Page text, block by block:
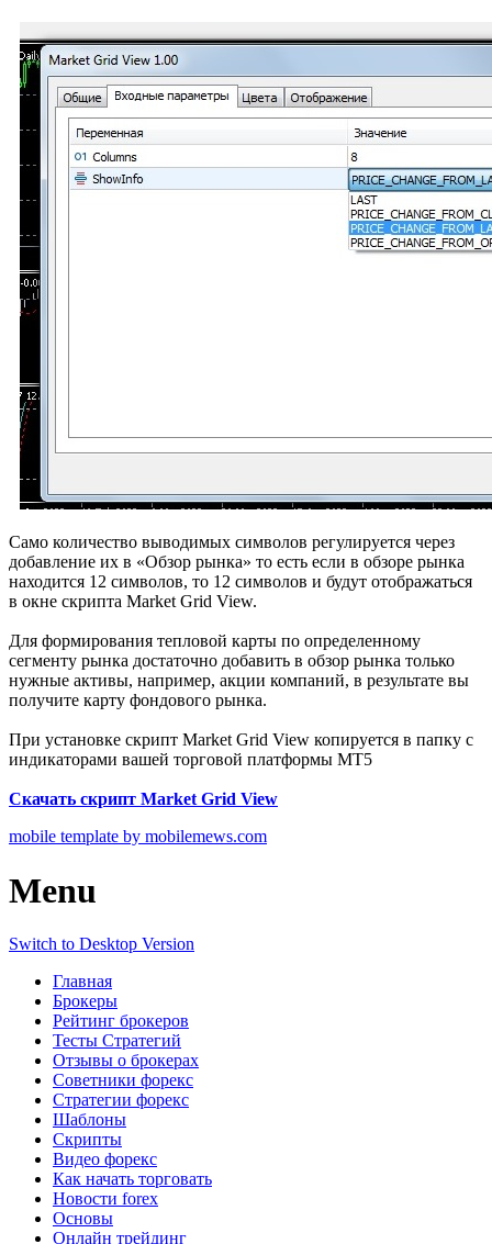
Само количество выводимых символов регулируется через
добавление их в «Обзор рынка» то есть если в обзоре рынка
находится 12 символов, то 12 символов и будут отображаться
в окне скрипта Market Grid View.
Для формирования тепловой карты по определенному
сегменту рынка достаточно добавить в обзор рынка только
нужные активы, например, акции компаний, в результате вы
получите карту фондового рынка.
При установке скрипт Market Grid View копируется в папку с
индикаторами вашей торговой платформы МТ5
Скачать скрипт Market Grid View
mobile template by mobilemews.com
Menu
Switch to Desktop Version
Главная
Брокеры
Рейтинг брокеров
Тесты Стратегий
Отзывы о брокерах
Советники форекс
Стратегии форекс
Шаблоны
Скрипты
Видео форекс
Как начать торговать
Новости forex
Основы
Онлайн трейдинг